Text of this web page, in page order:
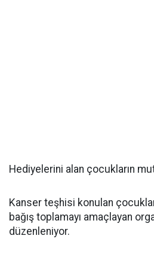
Hediyelerini alan çocukların
Kanser teşhisi konulan
bağış toplamayı amaçlayan
düzenleniyor.